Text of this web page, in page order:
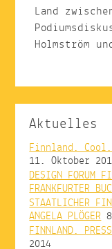
Land
Holmström
Aktuelles
Finnland.
11. Oktober
DESIGN FORUM
FRANKFURTER
STAATLICHER
ANGELA PLÖGER
FINNLAND.
2014